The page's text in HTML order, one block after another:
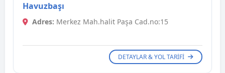
Havuzbaşı
Adres: Merkez Mah.halit Paşa Cad.no:15
DETAYLAR & YOL TARIFI